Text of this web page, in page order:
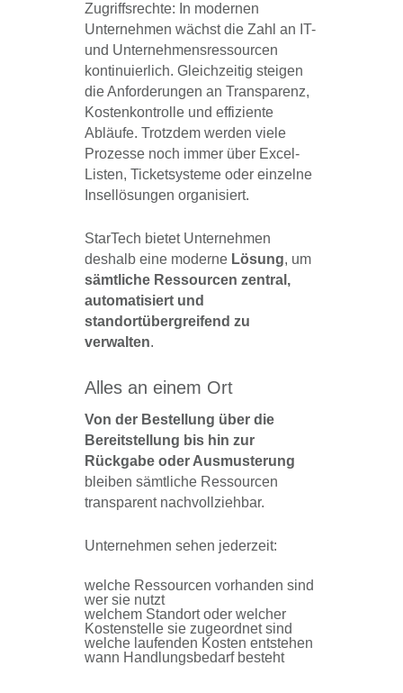
Zugriffsrechte: In modernen
Unternehmen wächst die Zahl an IT-
und Unternehmensressourcen
kontinuierlich. Gleichzeitig steigen
die Anforderungen an Transparenz,
Kostenkontrolle und effiziente
Abläufe. Trotzdem werden viele
Prozesse noch immer über Excel-
Listen, Ticketsysteme oder einzelne
Insellösungen organisiert.
StarTech bietet Unternehmen
deshalb eine moderne Lösung, um
sämtliche Ressourcen zentral,
automatisiert und
standortübergreifend zu
verwalten.
Alles an einem Ort
Von der Bestellung über die
Bereitstellung bis hin zur
Rückgabe oder Ausmusterung
bleiben sämtliche Ressourcen
transparent nachvollziehbar.
Unternehmen sehen jederzeit:
welche Ressourcen vorhanden sind
wer sie nutzt
welchem Standort oder welcher
Kostenstelle sie zugeordnet sind
welche laufenden Kosten entstehen
wann Handlungsbedarf besteht